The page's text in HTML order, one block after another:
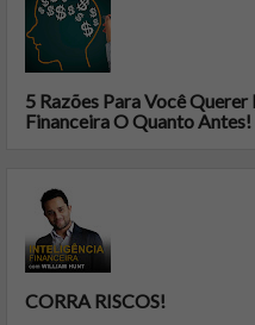
5 Razões Para Você
Financeira O Quanto Antes!
CORRA RISCOS!